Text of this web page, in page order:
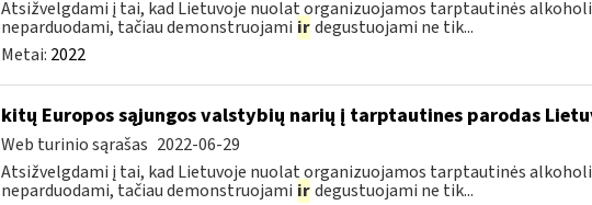
Atsižvelgdami į tai, kad Lietuvoje nuolat organizuojamos tarptautinės
neparduodami, tačiau demonstruojami ir degustuojami ne tik...
Metai: 2022
kitų Europos sąjungos valstybių narių į tarptautines parodas
Web turinio sąrašas 2022-06-29
Atsižvelgdami į tai, kad Lietuvoje nuolat organizuojamos tarptautinės
neparduodami, tačiau demonstruojami ir degustuojami ne tik...